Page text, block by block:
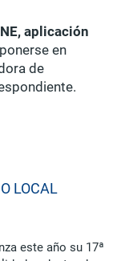
aplicación
en
de
LOCAL
este año su 17ª